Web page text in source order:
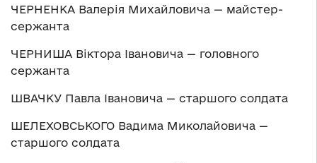
ЧЕРНЕНКА Валерія Михайловича — майстер-
сержанта
ЧЕРНИША Віктора Івановича — головного
сержанта
ШВАЧКУ Павла Івановича — старшого солдата
ШЕЛЕХОВСЬКОГО Вадима Миколайовича —
старшого солдата